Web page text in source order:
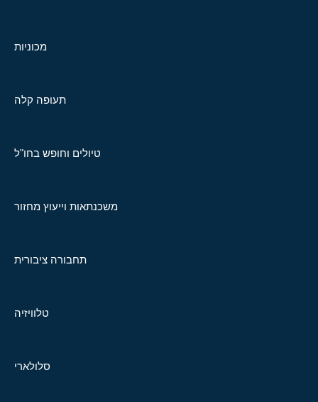
מכוניות
תעופה קלה
טיולים וחופש בחו"ל
משכנתאות וייעוץ מחזור
תחבורה ציבורית
טלוויזיה
סלולארי